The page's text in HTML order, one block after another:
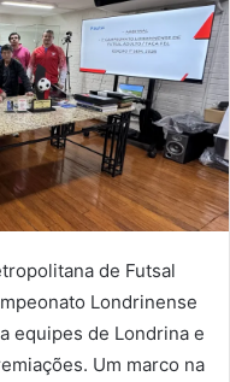
de Futsal
Londrinense
equipes de Londrina e
Um marco na